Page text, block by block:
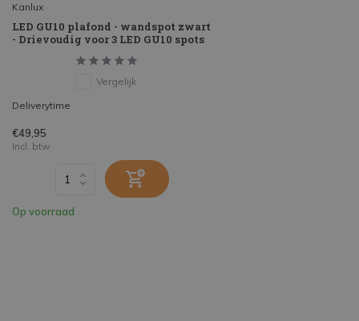
Kanlux
LED GU10 plafond - wandspot zwart
- Drievoudig voor 3 LED GU10 spots
Vergelijk
Deliverytime
€49,95
Incl. btw
Op voorraad